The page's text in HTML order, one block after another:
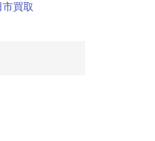
市買取